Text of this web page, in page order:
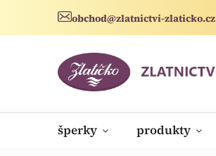
obchod@zlatnictvi-zlaticko.cz
šperky produkty